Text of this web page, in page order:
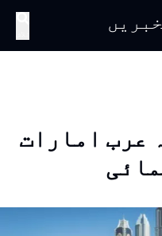
عرب امارات